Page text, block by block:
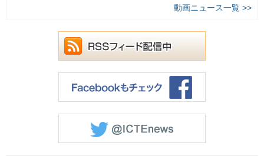
動画ニュース一覧 >>